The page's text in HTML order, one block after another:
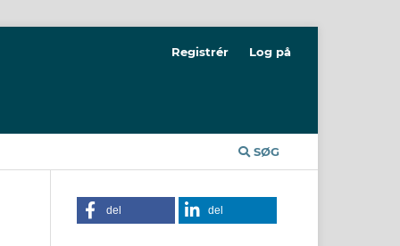
SØG
Registrér Log på
del del